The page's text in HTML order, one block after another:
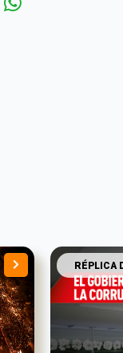
RÉPLICA